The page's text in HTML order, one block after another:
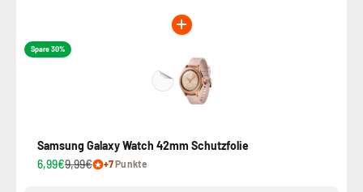
Spare 30%
Samsung Galaxy Watch 42mm Schutzfolie
6,99€9,99€ +7Punkte